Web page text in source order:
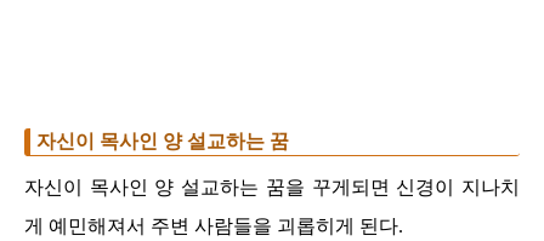
자신이 목사인 양 설교하는 꿈
자신이 목사인 양 설교하는 꿈을 꾸게되면 신경이 지나치
게 예민해져서 주변 사람들을 괴롭히게 된다.